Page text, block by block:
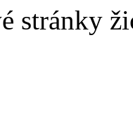
stránky